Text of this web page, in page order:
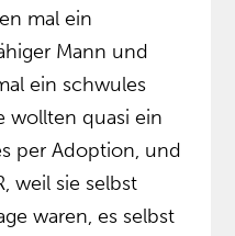
mal ein
Mann und
ein schwules
wollten quasi ein
per Adoption, und
weil sie selbst
waren, es selbst